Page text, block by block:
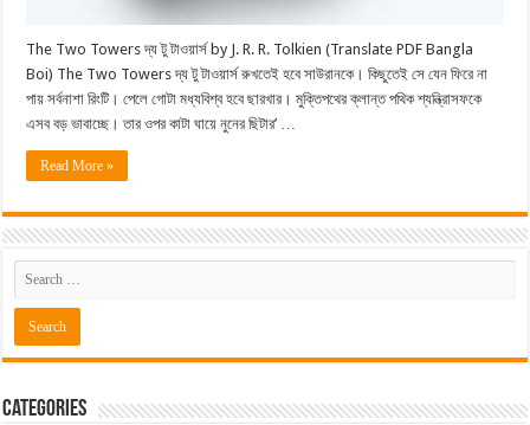
The Two Towers দ্য টু টাওয়ার্স by J. R. R. Tolkien (Translate PDF Bangla
Boi) The Two Towers দ্য টু টাওয়ার্স রুখতেই হবে সাউরানকে। কিছুতেই সে যেন ফিরে না
পায় সর্বনাশা রিংটি। পেলে গােটা মধ্যবিশ্ব হবে ছারখার। মুক্তিপথের ক্লান্ত পথিক শ্যন্ত্রিাসফকে
এসব বড় ভাবাচ্ছে। তার ওপর কাটা ঘায়ে নুনের ছিটার’ …
Read More »
Categories